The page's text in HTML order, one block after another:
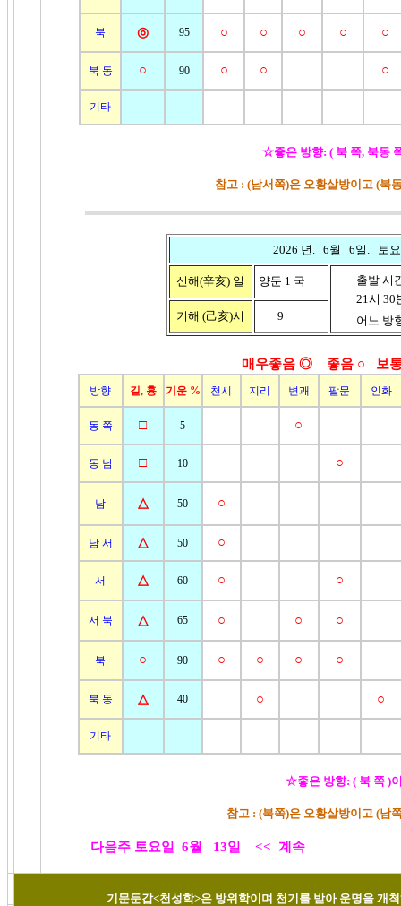
북 ◎ 95 ○ ○ ○ ○ ○
북 동 ○ 90 ○ ○ ○
기타
☆좋은 방향: ( 북 쪽, 북동
참고 : (남서쪽)은 오황살방이고 (북
2026 년. 6월 6일. 토요
신해(辛亥) 일 양둔 1 국
출발 시
21시 30분
어느 방향
기해 (己亥)시 9
매우좋음 ◎ 좋음 ○ 보
방향 길, 흉 기운 % 천시 지리 변괘 팔문 인화
동 쪽 □ 5 ○
동 남 □ 10 ○
남 △ 50 ○
남 서 △ 50 ○
서 △ 60 ○ ○
서 북 △ 65 ○ ○ ○
북 ○ 90 ○ ○ ○ ○
북 동 △ 40 ○ ○
기타
☆좋은 방향: ( 북 쪽 )
참고 : (북쪽)은 오황살방이고 (남
다음주 토요일 6월 13일 << 계속
기문둔갑<천성학>은 방위학이며 천기를 받아 운명을 개